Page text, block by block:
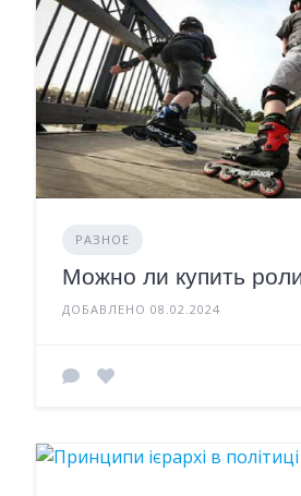
РАЗНОЕ
Можно ли купить
ДОБАВЛЕНО 08.02.2024